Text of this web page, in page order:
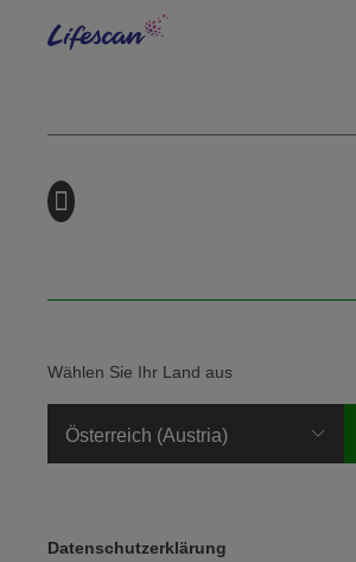
Wählen Sie Ihr Land aus
Legal Menu
Datenschutzerklärung